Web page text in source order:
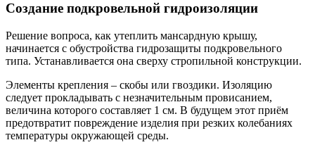
Создание подкровельной гидроизоляции
Решение вопроса, как утеплить мансардную крышу,
начинается с обустройства гидрозащиты подкровельного
типа. Устанавливается она сверху стропильной конструкции.
Элементы крепления – скобы или гвоздики. Изоляцию
следует прокладывать с незначительным провисанием,
величина которого составляет 1 см. В будущем этот приём
предотвратит повреждение изделия при резких колебаниях
температуры окружающей среды.